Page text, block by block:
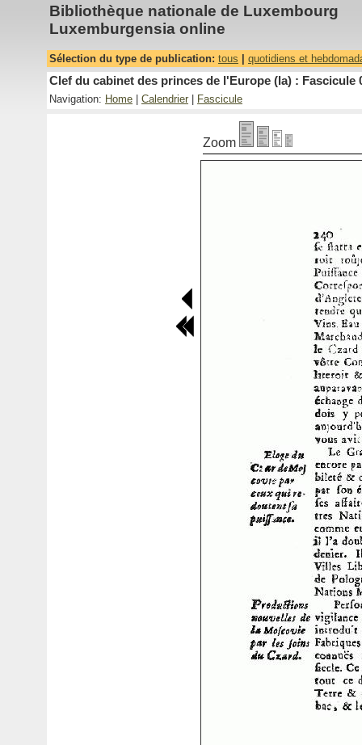
Bibliothèque nationale de Luxembourg
Luxemburgensia online
Sélection du type de publication: tous quotidiens et
Clef du cabinet des princes de l'Europe (la) : Fascicule
Navigation: Home Calendrier Fascicule
Zoom